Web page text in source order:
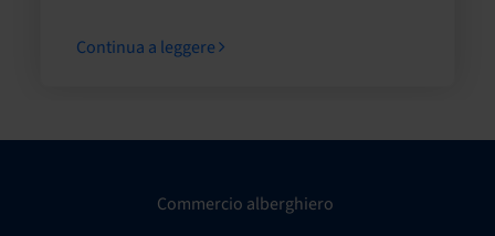
Continua a leggere
Commercio alberghiero